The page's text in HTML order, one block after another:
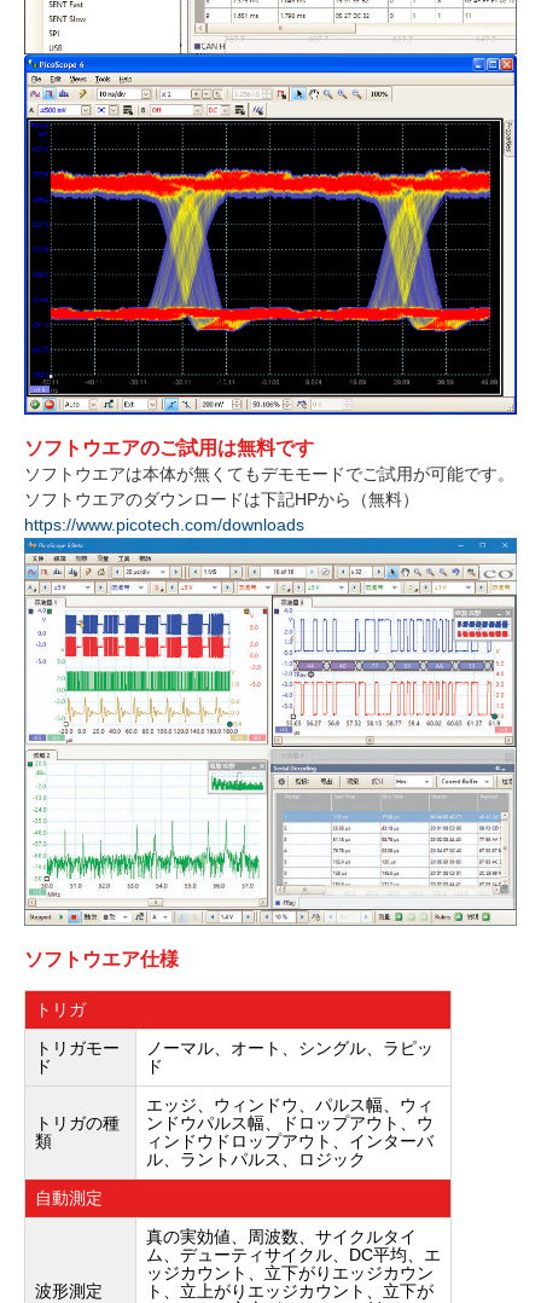
ソフトウエアのご試用は無料です
ソフトウエアは本体が無くてもデモモードでご試用が可能です。
ソフトウエアのダウンロードは下記HPから（無料）
https://www.picotech.com/downloads
ソフトウエア仕様
トリガ
トリガモー
ド
ノーマル、オート、シングル、ラピッ
ド
トリガの種
類
エッジ、ウィンドウ、パルス幅、ウィ
ンドウパルス幅、ドロップアウト、ウ
ィンドウドロップアウト、インターバ
ル、ラントパルス、ロジック
自動測定
波形測定
真の実効値、周波数、サイクルタイ
ム、デューティサイクル、DC平均、エ
ッジカウント、立下がりエッジカウン
ト、立上がりエッジカウント、立下が